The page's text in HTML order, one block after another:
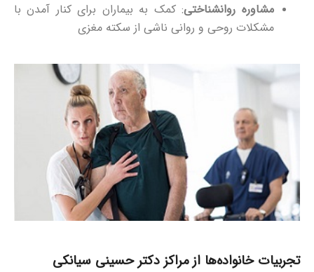
مشاوره روانشناختی: کمک به بیماران برای کنار آمدن با
مشکلات روحی و روانی ناشی از سکته مغزی
تجربیات خانواده‌ها از مراکز دکتر حسینی سیانکی